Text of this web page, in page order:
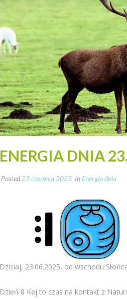
ENERGIA DNIA
Posted 23 czerwca 2025 In Energia dnia
Dzisiaj, 23.06.2025, od wschodu
Dzień 8 Kej to czas na kontakt z